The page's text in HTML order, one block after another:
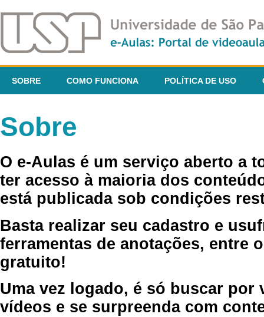
SOBRE COMO FUNCIONA POLÍTICA DE USO
Sobre
O e-Aulas é um serviço aberto a
ter acesso à maioria dos
está publicada sob condições
Basta realizar seu cadastro e
ferramentas de anotações, entre
gratuito!
Uma vez logado, é só buscar por
vídeos e se surpreenda com